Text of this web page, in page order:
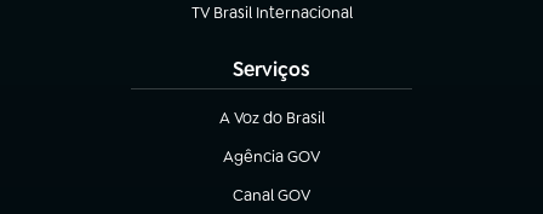
TV Brasil Internacional
(abre em nova aba)
Serviços
A Voz do Brasil
(abre em nova aba)
Agência GOV
(abre em nova aba)
Canal GOV
(abre em nova aba)